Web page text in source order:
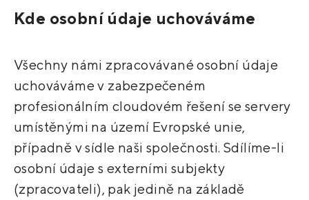
Kde osobní údaje uchováváme
Všechny námi zpracovávané osobní údaje
uchováváme v zabezpečeném
profesionálním cloudovém řešení se servery
umístěnými na území Evropské unie,
případně v sídle naši společnosti. Sdílíme-li
osobní údaje s externími subjekty
(zpracovateli), pak jedině na základě